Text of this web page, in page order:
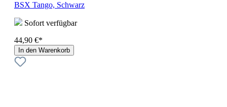
BSX Tango, Schwarz
Sofort verfügbar
44,90 €*
In den Warenkorb